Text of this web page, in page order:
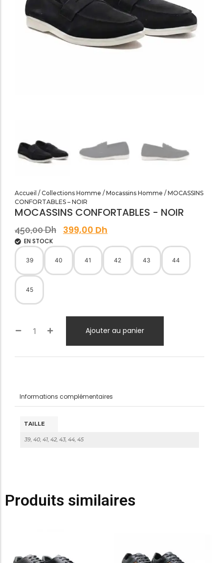
SANDALES PLATES & MEDICALES FEMME
SANDALES SOIRÉES FEMME
Accueil / Collections Homme / Mocassins Homme / MOCASSINS
CONFORTABLES – NOIR
MOCASSINS CONFORTABLES - NOIR
450,00Dh 399,00 Dh
EN STOCK
39 40 41 42 43 44
45
Ajouter au panier
Informations complémentaires
TAILLE
39, 40, 41, 42, 43, 44, 45
Produits similaires